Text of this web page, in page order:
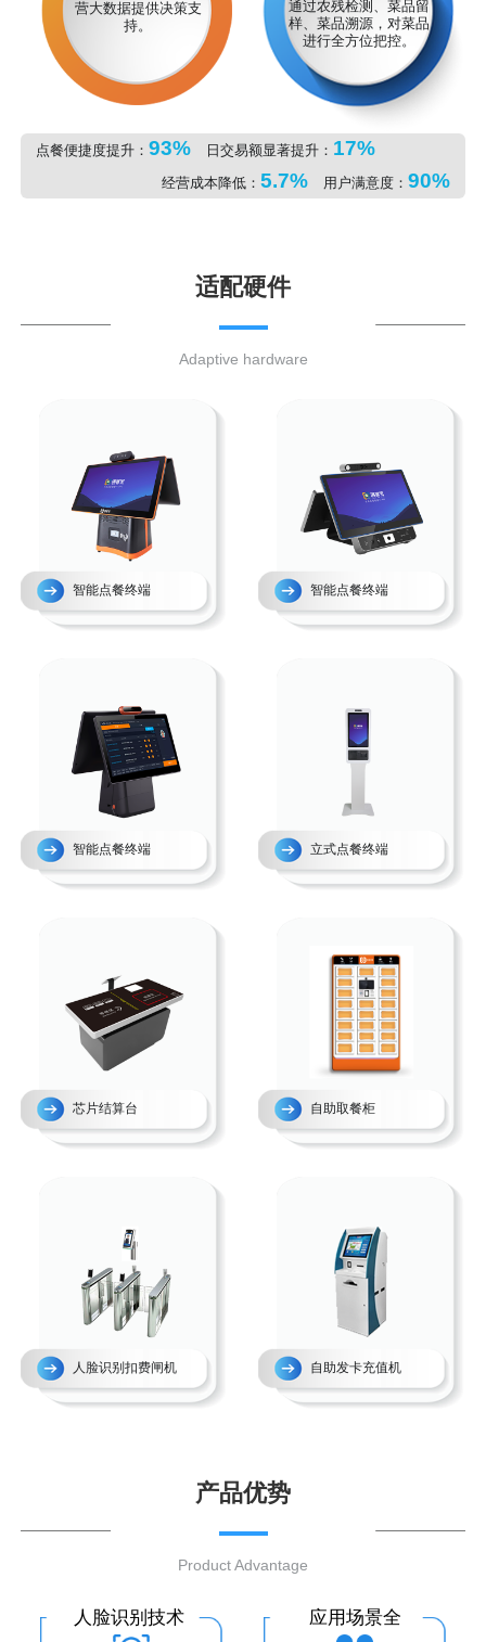
营大数据提供决策支
持。
通过农残检测、菜品留
样、菜品溯源，对菜品
进行全方位把控。
点餐便捷度提升：93% 日交易额显著提升： 17%
经营成本降低：5.7% 用户满意度： 90%
适配硬件
Adaptive hardware
智能点餐终端 智能点餐终端
智能点餐终端 立式点餐终端
芯片结算台 自助取餐柜
人脸识别扣费闸机 自助发卡充值机
产品优势
Product Advantage
人脸识别技术 应用场景全